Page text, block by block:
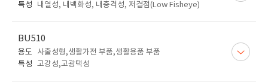
특성
내열성, 내백화성, 내충격성, 저결점(Low Fisheye)
BU510
용도
사출성형,생활가전 부품,생활용품 부품
특성 고강성,고광택성